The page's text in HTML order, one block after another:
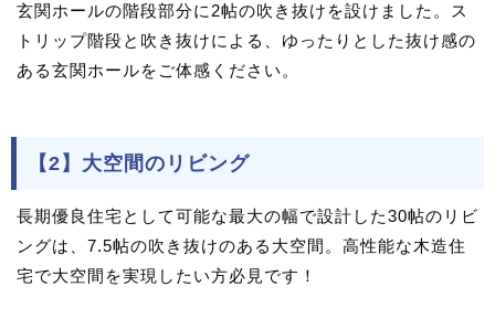
玄関ホールの階段部分に2帖の吹き抜けを設けました。ス
トリップ階段と吹き抜けによる、ゆったりとした抜け感の
ある玄関ホールをご体感ください。
【2】大空間のリビング
長期優良住宅として可能な最大の幅で設計した30帖のリビ
ングは、7.5帖の吹き抜けのある大空間。高性能な木造住
宅で大空間を実現したい方必見です！